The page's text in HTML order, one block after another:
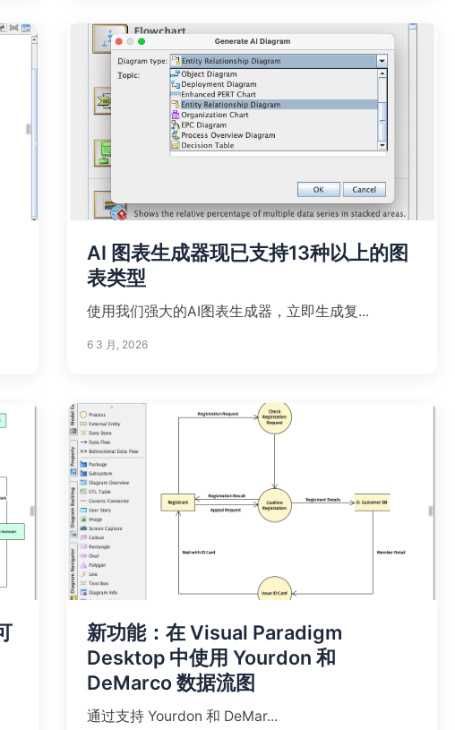
AI 图表生成器现已支持13种以上的图
表类型
使用我们强大的AI图表生成器，立即生成复...
6 3 月, 2026
新功能：在 Visual Paradigm
Desktop 中使用 Yourdon 和
DeMarco 数据流图
通过支持 Yourdon 和 DeMar...